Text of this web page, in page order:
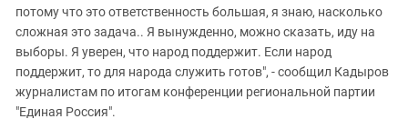
потому что это ответственность большая, я знаю, насколько
сложная это задача.. Я вынужденно, можно сказать, иду на
выборы. Я уверен, что народ поддержит. Если народ
поддержит, то для народа служить готов", - сообщил Кадыров
журналистам по итогам конференции региональной партии
"Единая Россия".